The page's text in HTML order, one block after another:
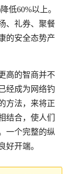
低60%以上。
、礼券、聚餐
的安全态势产
高的智商并不
经成为网络钓
方法，来将正
结合，使人们
一个完整的纵
好开端。